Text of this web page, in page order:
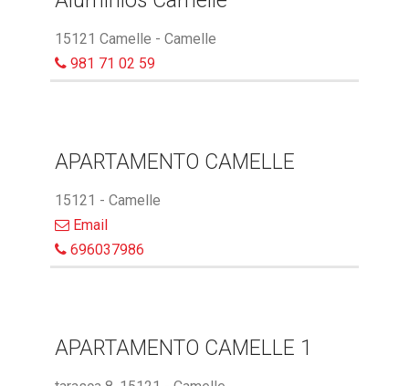
15121 Camelle - Camelle
981 71 02 59
APARTAMENTO CAMELLE
15121 - Camelle
Email
696037986
APARTAMENTO CAMELLE 1